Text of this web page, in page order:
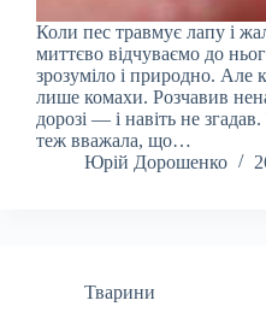
Коли пес травмує лапу і
миттєво відчуваємо до
зрозуміло і природно.
лише комахи. Розчавив
дорозі — і навіть не
теж вважала, що…
Юрій Дорошенко
Тварини